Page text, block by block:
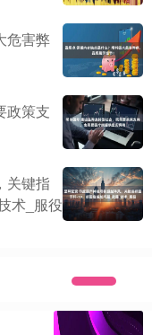
危害弊
政策支
关键指
术_服役